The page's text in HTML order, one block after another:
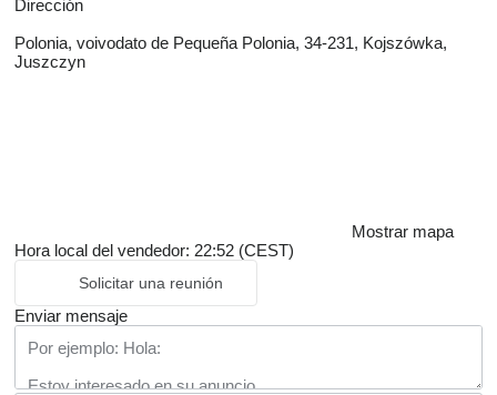
Dirección
Polonia, voivodato de Pequeña Polonia, 34-231, Kojszówka,
Juszczyn
Mostrar mapa
Hora local del vendedor: 22:52 (CEST)
Solicitar una reunión
Enviar mensaje